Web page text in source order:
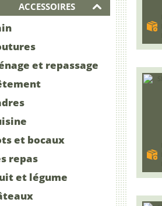
ACCESSOIRES
et repassage
et bocaux
repas
et légume